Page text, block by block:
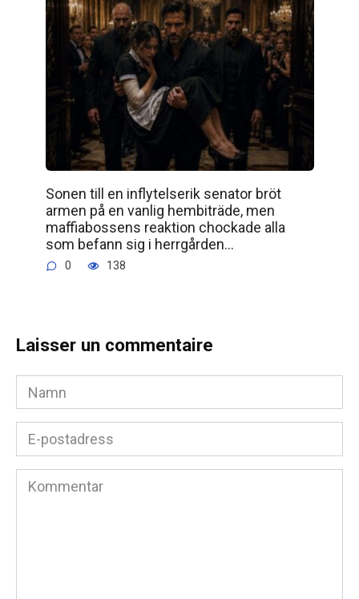
Sonen till en inflytelserik senator bröt
armen på en vanlig hembiträde, men
maffiabossens reaktion chockade alla
som befann sig i herrgården…
0 138
Laisser un commentaire
Namn
*
postadress
*Kommentar